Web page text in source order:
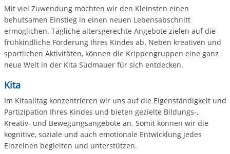
Mit viel Zuwendung möchten wir den Kleinsten einen
behutsamen Einstieg in einen neuen Lebensabschnitt
ermöglichen. Tägliche altersgerechte Angebote zielen auf die
frühkindliche Förderung Ihres Kindes ab. Neben kreativen und
sportlichen Aktivitäten, können die Krippengruppen eine ganz
neue Welt in der Kita Südmauer für sich entdecken.
Kita
Im Kitaalltag konzentrieren wir uns auf die Eigenständigkeit und
Partizipation Ihres Kindes und bieten gezielte Bildungs-,
Kreativ- und Bewegungsangebote an. Somit können wir die
kognitive, soziale und auch emotionale Entwicklung jedes
Einzelnen begleiten und unterstützen.